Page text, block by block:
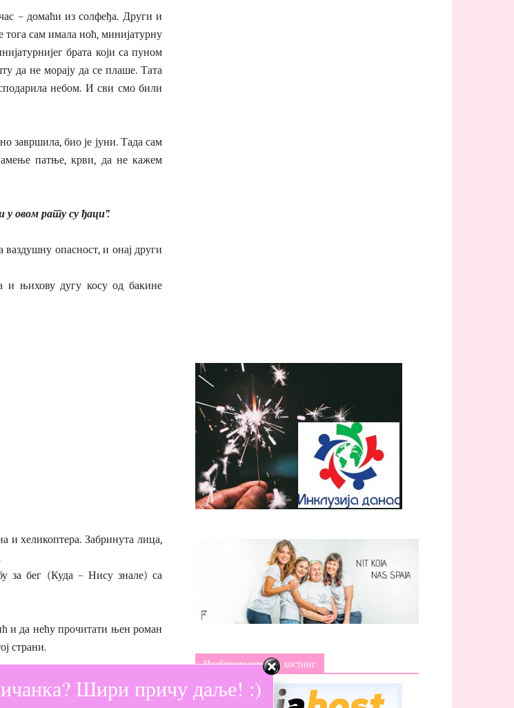
– домаћи из солфеђа. Други и
сам имала ноћ, минијатурну
брата који са пуном
да не морају да се плаше. Тата
небом. И сви смо били
завршила, био је јуни. Тада сам
патње, крви, да не кажем
у овом рату су ђаци”.
ваздушну опасност, и онај други
и њихову дугу косу од бакине
и хеликоптера. Забринута лица,
за бег (Куда – Нису знале) са
и да нећу прочитати њен роман
страни.
да су звезде сателити
брата и сестре на француском
Изаберите поуздан хостинг
Шири причу даље! :)